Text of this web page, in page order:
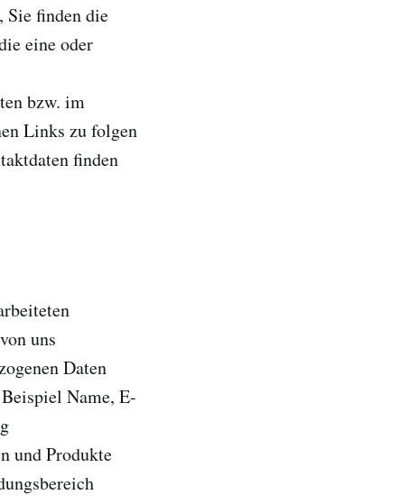
Sie finden die
eine oder
bzw. im
Links zu folgen
finden
uns
Daten
Name, E-
und Produkte